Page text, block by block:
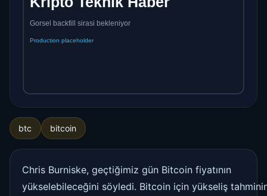
btc bitcoin
Chris Burniske, geçtiğimiz gün Bitcoin fiyatının
yükselebileceğini söyledi. Bitcoin için yükseliş